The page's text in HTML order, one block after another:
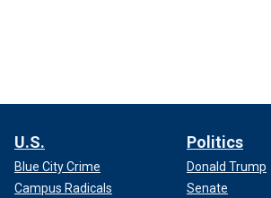
U.S.
Blue City Crime
Campus Radicals
Politics
Donald Trump
Senate